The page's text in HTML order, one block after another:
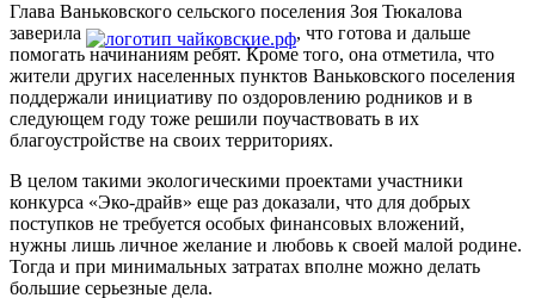
Глава Ваньковского сельского поселения Зоя Тюкалова
заверила
, что готова и дальше
помогать начинаниям ребят. Кроме того, она отметила, что
жители других населенных пунктов Ваньковского поселения
поддержали инициативу по оздоровлению родников и в
следующем году тоже решили поучаствовать в их
благоустройстве на своих территориях.
В целом такими экологическими проектами участники
конкурса «Эко-драйв» еще раз доказали, что для добрых
поступков не требуется особых финансовых вложений,
нужны лишь личное желание и любовь к своей малой родине.
Тогда и при минимальных затратах вполне можно делать
большие серьезные дела.